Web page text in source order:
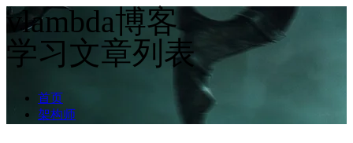
vlambda博客
学习文章列表
首页
架构师